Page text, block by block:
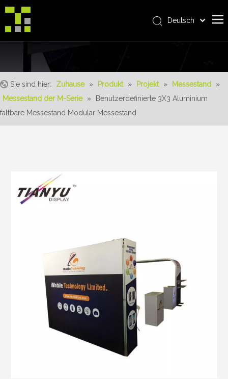
Produkt
Bedienung
Kontaktiere uns
Deutsch
Sie sind hier: Zuhause » Produkt » Projekt » Messestand
»
Messestand der M-Serie
»
Benutzerdefinierte 3X3 Aluminium
faltbare Messestand Modular Messestand